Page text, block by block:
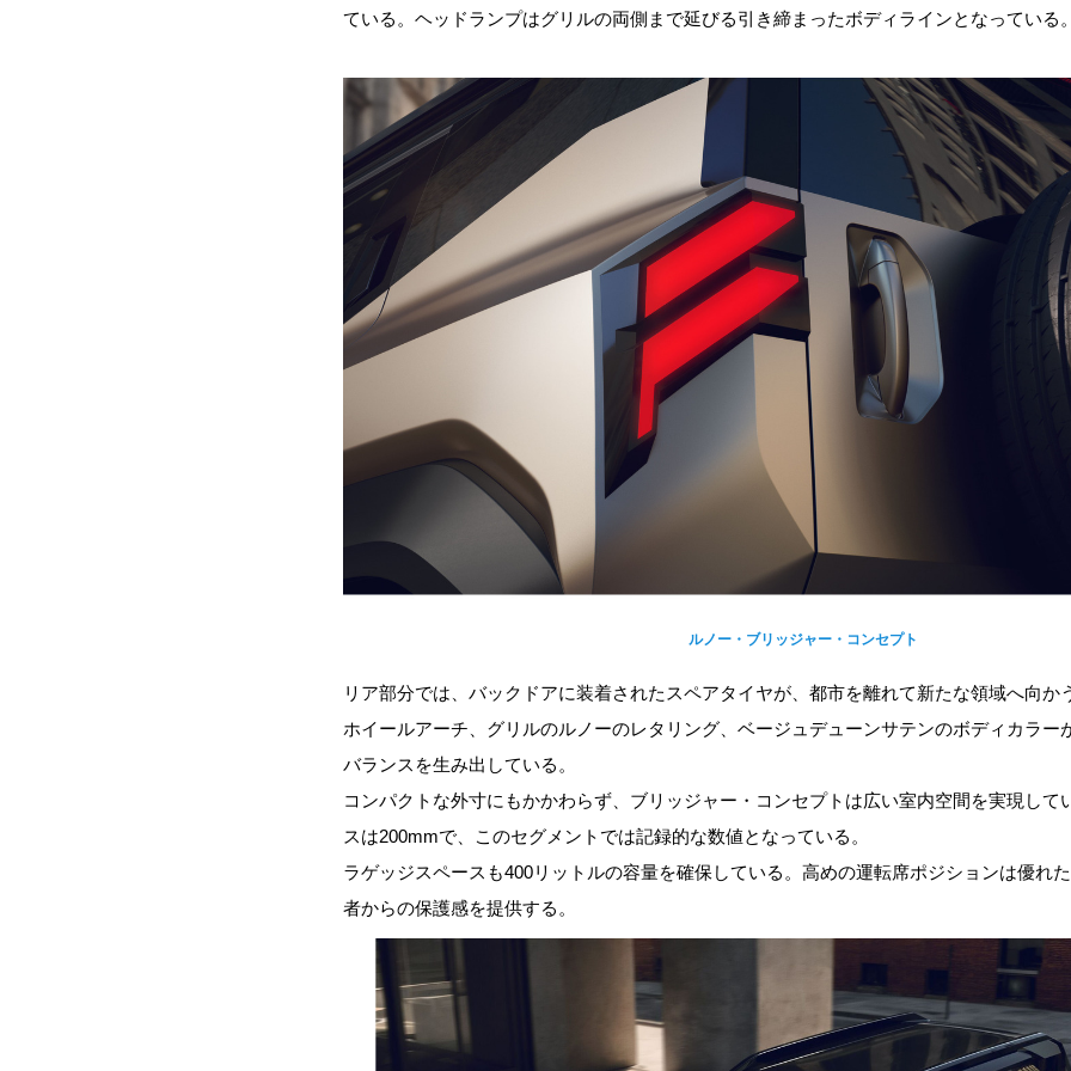
ている。ヘッドランプはグリルの両側まで延びる引き締まったボディラインとなっている
ルノー・ブリッジャー・コンセプト
リア部分では、バックドアに装着されたスペアタイヤが、都市を離れて新たな領域へ向か
ホイールアーチ、グリルのルノーのレタリング、ベージュデューンサテンのボディカラー
バランスを生み出している。
コンパクトな外寸にもかかわらず、ブリッジャー・コンセプトは広い室内空間を実現して
スは200mmで、このセグメントでは記録的な数値となっている。
ラゲッジスペースも400リットルの容量を確保している。高めの運転席ポジションは優れ
者からの保護感を提供する。